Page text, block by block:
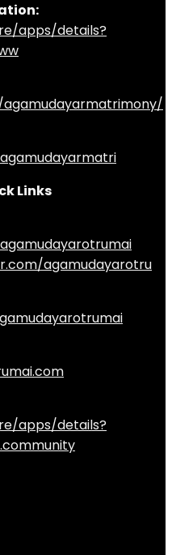
apps/details?
Links
agamudayarotru
apps/details?